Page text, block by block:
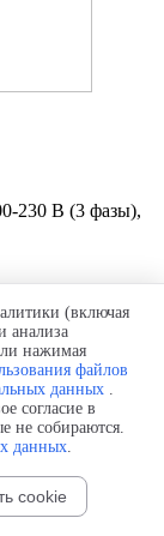
230 В (3 фазы),
с
MIPS (миллион
функции
(включая
анализа
нажимая
файлов
данных .
согласие в
не собираются.
данных.
cookie